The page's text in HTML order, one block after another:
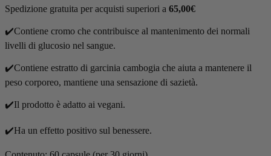
Spedizione gratuita per acquisti superiori a 65,00€
✔️Contiene cromo che contribuisce al mantenimento dei normali
livelli di glucosio nel sangue.
✔️Contiene estratto di garcinia cambogia che aiuta a mantenere il
peso corporeo, mantiene una sensazione di sazietà.
✔️Il prodotto è adatto ai vegani.
✔️Ha un effetto positivo sul benessere.